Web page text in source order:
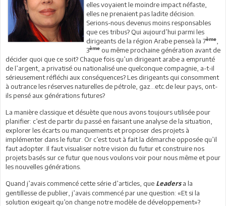
elles voyaient le moindre impact néfaste,
elles ne prenaient pas ladite décision.
Serions-nous devenus moins responsables
que ces tribus? Qui aujourd’hui parmi les
dirigeants de la région Arabe penseà la 7ème
3ème ou même prochaine génération avant de
décider quoi que ce soit? Chaque fois qu’un dirigeant arabe a emprunté
de l’argent, a privatisé ou nationalisé une quelconque compagnie, a-t-il
sérieusement réfléchi aux conséquences? Les dirigeants qui consomment
à outrance les réserves naturelles de pétrole, gaz…etc.de leur pays, ont-
ils pensé aux générations futures?
La manière classique et désuète que nous avons toujours utilisée pour
planifier: c’est de partir du passé en faisant une analyse de la situation,
explorer les écarts ou manquements et proposer des projets à
implémenter dans le futur. Or c’est tout à fait la démarche opposée qu’il
faut adopter. Il faut visualiser notre vision du futur et construire nos
projets basés sur ce futur que nous voulons voir pour nous même et pour
les nouvelles générations.
Quand j’avais commencé cette série d’articles, que Leadersa la
gentillesse de publier, j’avais commencé par une question: «Et si la
solution exigeait qu’on change notre modèle de développement»?